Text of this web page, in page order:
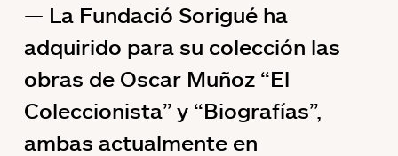
La Fundació Sorigué ha
adquirido para su colección las
obras de Oscar Muñoz “El
Coleccionista” y “Biografías”,
ambas actualmente en